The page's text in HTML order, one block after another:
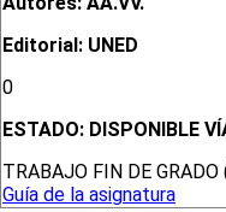
Editorial: UNED
0
ESTADO: DISPONIBLE
TRABAJO FIN DE
Guía de la asignatura